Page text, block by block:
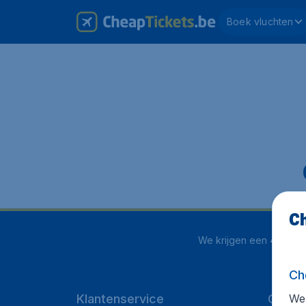
Boek vluchten
We krijgen een 4.1 uit 5
Klantenservice